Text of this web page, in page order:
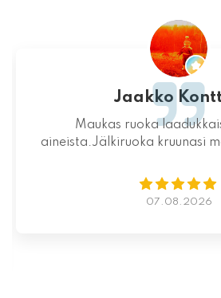
Jaakko
Maukas ruoka
aineista.Jälkiruoka kruunasi
07.08.2026